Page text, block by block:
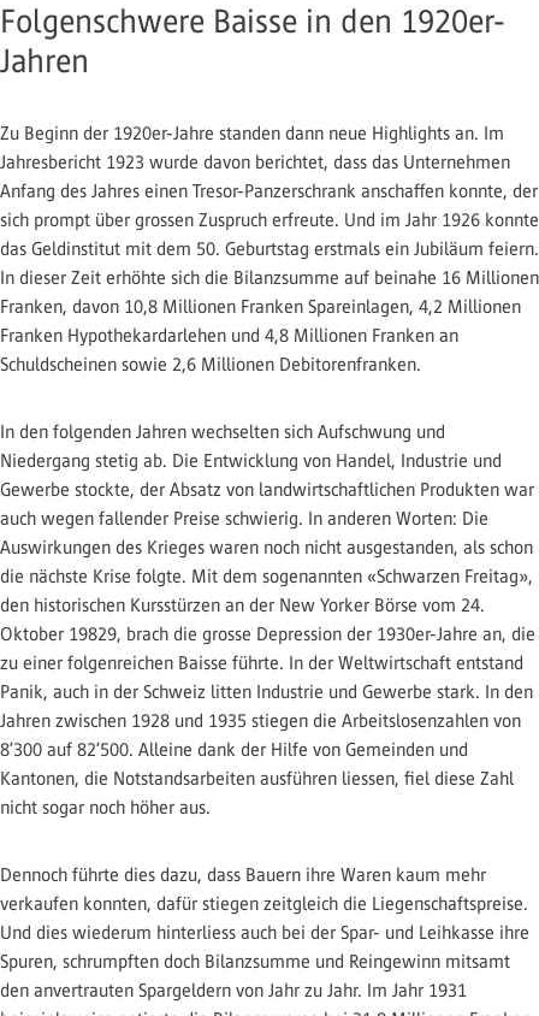
Folgenschwere Baisse in den 1920er-
Jahren
Zu Beginn der 1920er-Jahre standen dann neue Highlights an. Im
Jahresbericht 1923 wurde davon berichtet, dass das Unternehmen
Anfang des Jahres einen Tresor-Panzerschrank anschaffen konnte, der
sich prompt über grossen Zuspruch erfreute. Und im Jahr 1926 konnte
das Geldinstitut mit dem 50. Geburtstag erstmals ein Jubiläum feiern.
In dieser Zeit erhöhte sich die Bilanzsumme auf beinahe 16 Millionen
Franken, davon 10,8 Millionen Franken Spareinlagen, 4,2 Millionen
Franken Hypothekardarlehen und 4,8 Millionen Franken an
Schuldscheinen sowie 2,6 Millionen Debitorenfranken.
In den folgenden Jahren wechselten sich Aufschwung und
Niedergang stetig ab. Die Entwicklung von Handel, Industrie und
Gewerbe stockte, der Absatz von landwirtschaftlichen Produkten war
auch wegen fallender Preise schwierig. In anderen Worten: Die
Auswirkungen des Krieges waren noch nicht ausgestanden, als schon
die nächste Krise folgte. Mit dem sogenannten «Schwarzen Freitag»,
den historischen Kursstürzen an der New Yorker Börse vom 24.
Oktober 19829, brach die grosse Depression der 1930er-Jahre an, die
zu einer folgenreichen Baisse führte. In der Weltwirtschaft entstand
Panik, auch in der Schweiz litten Industrie und Gewerbe stark. In den
Jahren zwischen 1928 und 1935 stiegen die Arbeitslosenzahlen von
8’300 auf 82’500. Alleine dank der Hilfe von Gemeinden und
Kantonen, die Notstandsarbeiten ausführen liessen, fiel diese Zahl
nicht sogar noch höher aus.
Dennoch führte dies dazu, dass Bauern ihre Waren kaum mehr
verkaufen konnten, dafür stiegen zeitgleich die Liegenschaftspreise.
Und dies wiederum hinterliess auch bei der Spar- und Leihkasse ihre
Spuren, schrumpften doch Bilanzsumme und Reingewinn mitsamt
den anvertrauten Spargeldern von Jahr zu Jahr. Im Jahr 1931